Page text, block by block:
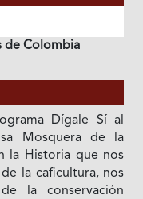
de Colombia
Dígale Sí al
Mosquera de la
la Historia que nos
la caficultura, nos
la conservación